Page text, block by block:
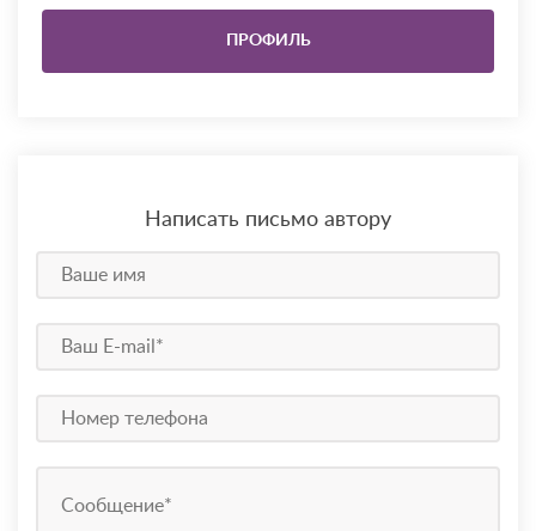
ПРОФИЛЬ
Написать письмо автору